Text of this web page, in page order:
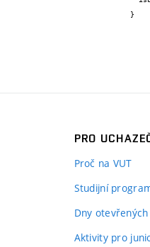
}
PRO
Proč na VUT
Studijní
Dny
Aktivity pro